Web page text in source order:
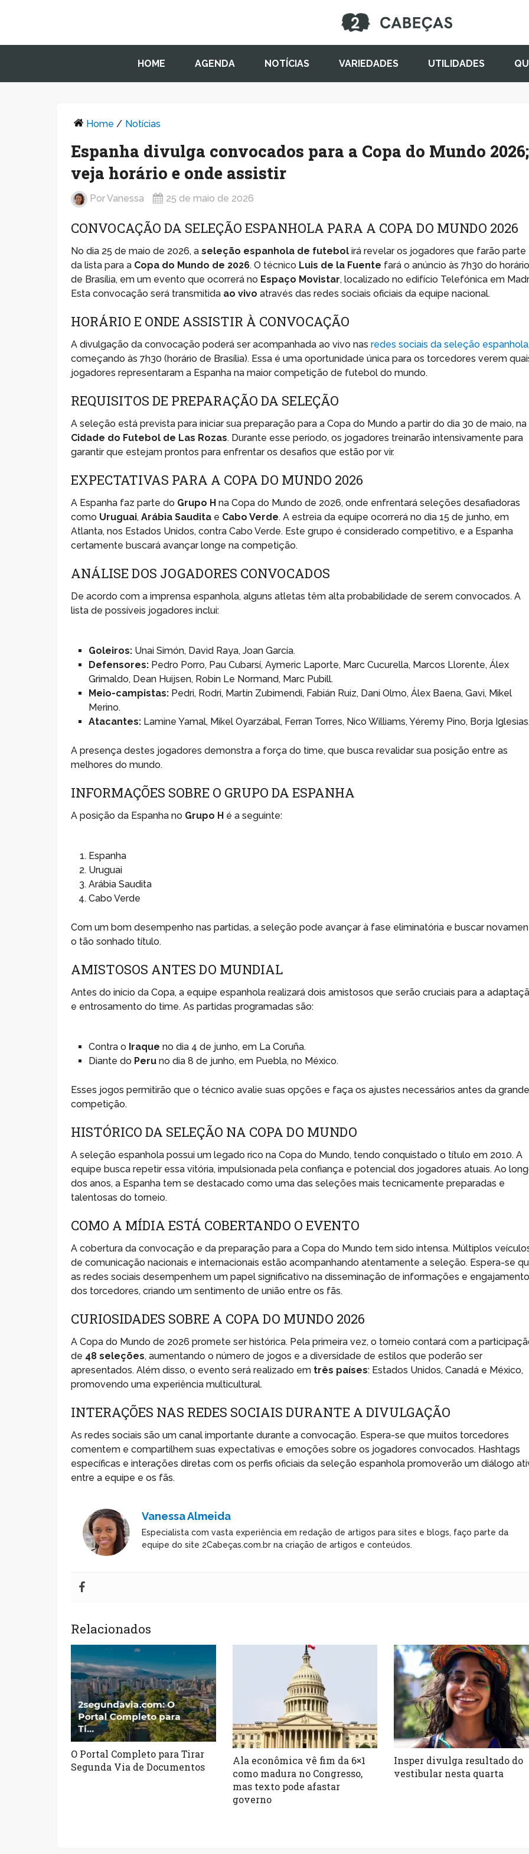
HOME AGENDA NOTÍCIAS VARIEDADES UTILIDADES
Home / Notícias
Espanha divulga convocados para a Copa do Mundo 2026;
veja horário e onde assistir
PorVanessa 25 de maio de 2026
CONVOCAÇÃO DA SELEÇÃO ESPANHOLA PARA A COPA DO MUNDO 2026
No dia 25 de maio de 2026, aseleção espanhola de futebol irá revelar os jogadores que farão parte
da lista para a Copa do Mundo de 2026. O técnico Luis de la Fuente fará o anúncio às 7h30 do horário
de Brasília, em um evento que ocorrerá no Espaço Movistar, localizado no edifício Telefónica em
Esta convocação será transmitida ao vivo através das redes sociais oficiais da equipe nacional.
HORÁRIO E ONDE ASSISTIR À CONVOCAÇÃO
A divulgação da convocação poderá ser acompanhada ao vivo nasredes sociais da seleção espanhola
começando às 7h30 (horário de Brasília). Essa é uma oportunidade única para os torcedores verem
jogadores representaram a Espanha na maior competição de futebol do mundo.
REQUISITOS DE PREPARAÇÃO DA SELEÇÃO
A seleção está prevista para iniciar sua preparação para a Copa do Mundo a partir do dia 30 de maio, na
Cidade do Futebol de Las Rozas. Durante esse período, os jogadores treinarão intensivamente para
garantir que estejam prontos para enfrentar os desafios que estão por vir.
EXPECTATIVAS PARA A COPA DO MUNDO 2026
A Espanha faz parte do Grupo H na Copa do Mundo de 2026, onde enfrentará seleções desafiadoras
como Uruguai,Arábia Saudita e Cabo Verde. A estreia da equipe ocorrerá no dia 15 de junho, em
Atlanta, nos Estados Unidos, contra Cabo Verde. Este grupo é considerado competitivo, e a Espanha
certamente buscará avançar longe na competição.
ANÁLISE DOS JOGADORES CONVOCADOS
De acordo com a imprensa espanhola, alguns atletas têm alta probabilidade de serem convocados. A
lista de possíveis jogadores inclui:
Goleiros: Unai Simón, David Raya, Joan García.
Defensores: Pedro Porro, Pau Cubarsí, Aymeric Laporte, Marc Cucurella, Marcos Llorente, Álex
Grimaldo, Dean Huijsen, Robin Le Normand, Marc Pubill.
Meio-campistas: Pedri, Rodri, Martín Zubimendi, Fabián Ruiz, Dani Olmo, Álex Baena, Gavi, Mikel
Merino.
Atacantes: Lamine Yamal, Mikel Oyarzábal, Ferran Torres, Nico Williams, Yéremy Pino, Borja
A presença destes jogadores demonstra a força do time, que busca revalidar sua posição entre as
melhores do mundo.
INFORMAÇÕES SOBRE O GRUPO DA ESPANHA
A posição da Espanha no Grupo H é a seguinte:
Espanha
Uruguai
Arábia Saudita
Cabo Verde
Com um bom desempenho nas partidas, a seleção pode avançar à fase eliminatória e buscar
o tão sonhado título.
AMISTOSOS ANTES DO MUNDIAL
Antes do início da Copa, a equipe espanhola realizará dois amistosos que serão cruciais para a
e entrosamento do time. As partidas programadas são:
Contra o Iraque no dia 4 de junho, em La Coruña.
Diante do Peru no dia 8 de junho, em Puebla, no México.
Esses jogos permitirão que o técnico avalie suas opções e faça os ajustes necessários antes da grande
competição.
HISTÓRICO DA SELEÇÃO NA COPA DO MUNDO
A seleção espanhola possui um legado rico na Copa do Mundo, tendo conquistado o título em 2010. A
equipe busca repetir essa vitória, impulsionada pela confiança e potencial dos jogadores atuais. Ao
dos anos, a Espanha tem se destacado como uma das seleções mais tecnicamente preparadas e
talentosas do torneio.
COMO A MÍDIA ESTÁ COBERTANDO O EVENTO
A cobertura da convocação e da preparação para a Copa do Mundo tem sido intensa. Múltiplos
de comunicação nacionais e internacionais estão acompanhando atentamente a seleção. Espera-se
as redes sociais desempenhem um papel significativo na disseminação de informações e engajamento
dos torcedores, criando um sentimento de união entre os fãs.
CURIOSIDADES SOBRE A COPA DO MUNDO 2026
A Copa do Mundo de 2026 promete ser histórica. Pela primeira vez, o torneio contará com a
de 48 seleções, aumentando o número de jogos e a diversidade de estilos que poderão ser
apresentados. Além disso, o evento será realizado em três países: Estados Unidos, Canadá e México,
promovendo uma experiência multicultural.
INTERAÇÕES NAS REDES SOCIAIS DURANTE A DIVULGAÇÃO
As redes sociais são um canal importante durante a convocação. Espera-se que muitos torcedores
comentem e compartilhem suas expectativas e emoções sobre os jogadores convocados. Hashtags
específicas e interações diretas com os perfis oficiais da seleção espanhola promoverão um diálogo
entre a equipe e os fãs.
Vanessa Almeida
Especialista com vasta experiência em redação de artigos para sites e blogs, faço parte da
equipe do site 2Cabeças.com.br na criação de artigos e conteúdos.
Relacionados
O Portal Completo para Tirar
Segunda Via de Documentos
Ala econômica vê fim da 6×1
como madura no Congresso,
mas texto pode afastar
governo
Insper divulga resultado do
vestibular nesta quarta